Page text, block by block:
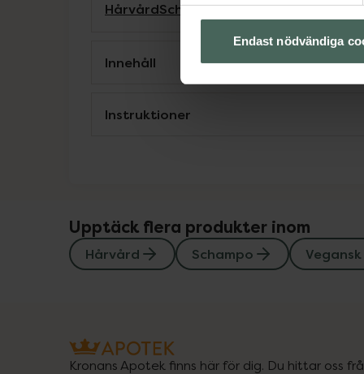
Endast nödvändiga
HårvårdSchampoVegansk hårvård
Innehåll
Instruktioner
Upptäck flera produkter inom
Hårvård Schampo
Kronans Apotek finns här för dig. Du hittar oss